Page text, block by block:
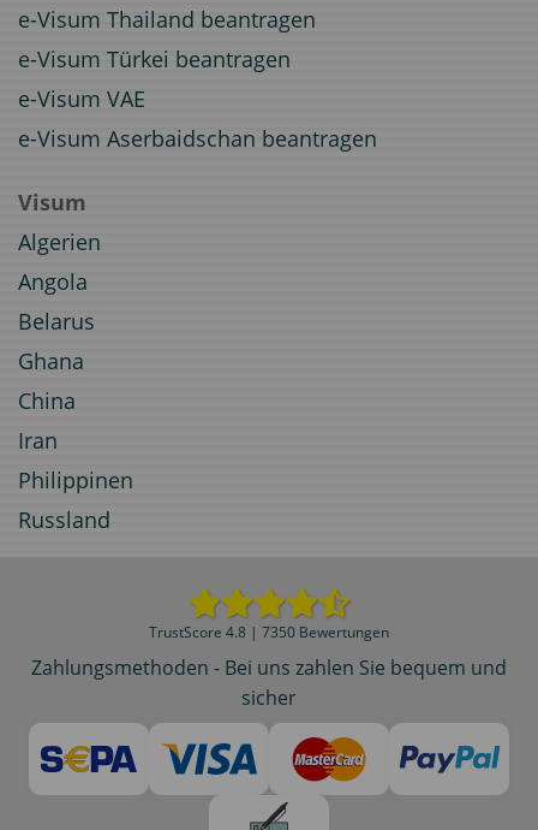
e-Visum Thailand beantragen
e-Visum Türkei beantragen
e-Visum VAE
e-Visum Aserbaidschan beantragen
Visum
Algerien
Angola
Belarus
Ghana
China
Iran
Philippinen
Russland
TrustScore 4.8 | 7350 Bewertungen
Zahlungsmethoden - Bei uns zahlen Sie bequem und
sicher